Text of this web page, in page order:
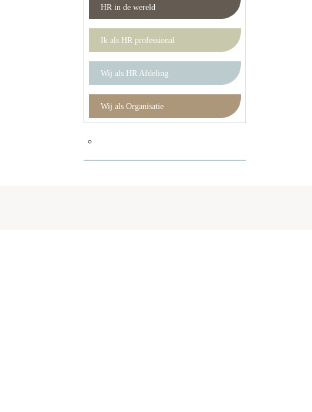
HR in de wereld
Ik als HR professional
Wij als HR Afdeling
Wij als Organisatie